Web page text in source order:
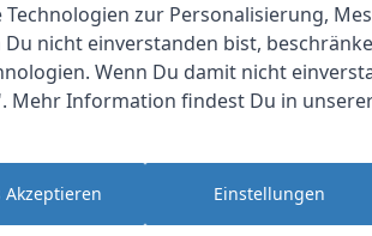
Dadurch wird nicht nur die
Gewichtsverteilungsverhältnis
zur Personalisierung,
nicht einverstanden bist,
Wenn Du damit nicht
Mehr Information findest Du in
Akzeptieren Einstellungen